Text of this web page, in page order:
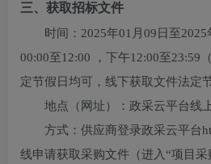
三、获取招标文件
时间： 2025年01月09日 至2025
00:00至12:00 ，下午12:00至23:59
定节假日均可，线下获取文件法定
地点（网址）： 政采云平台线
方式： 供应商登录政采云平台
线申请获取采购文件（进入“项目